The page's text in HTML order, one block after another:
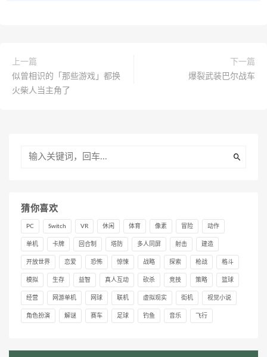
上一篇
似曾相识的「那些游戏」都换
火柴人当主角了
下一篇
爆裂武装巴尔战车
猜你喜欢
PC Switch VR 休闲 体育 像素 冒险 动作
单机 卡牌 回合制 塔防 多人同屏 射击 建造
开放世界 恋爱 恐怖 惊悚 战略 探索 枪战 格斗
模拟 生存 益智 真人互动 砍杀 竞技 策略 篮球
经营 网游单机 网球 联机 虚拟现实 街机 视觉小说
角色扮演 解谜 赛车 足球 钓鱼 音乐 飞行